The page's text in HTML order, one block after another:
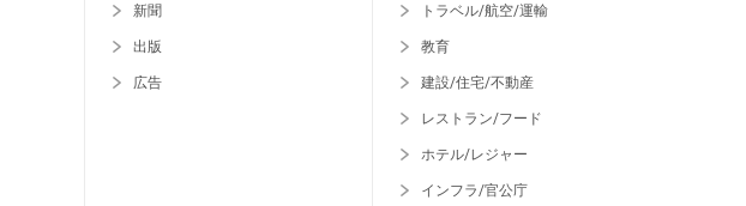
新聞
出版
広告
トラベル/航空/運輸
教育
建設/住宅/不動産
レストラン/フード
ホテル/レジャー
インフラ/官公庁